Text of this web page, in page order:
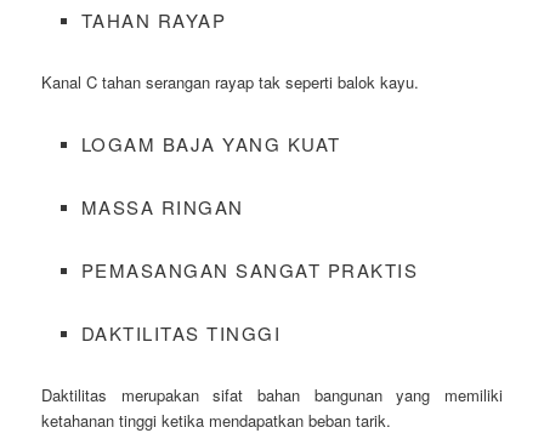
TAHAN RAYAP
Kanal C tahan serangan rayap tak seperti balok kayu.
LOGAM BAJA YANG KUAT
MASSA RINGAN
PEMASANGAN SANGAT PRAKTIS
DAKTILITAS TINGGI
Daktilitas merupakan sifat bahan bangunan yang memiliki
ketahanan tinggi ketika mendapatkan beban tarik.